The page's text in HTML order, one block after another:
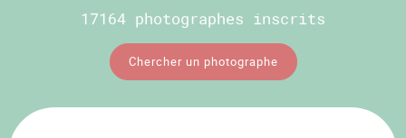
17164 photographes inscrits
Chercher un photographe